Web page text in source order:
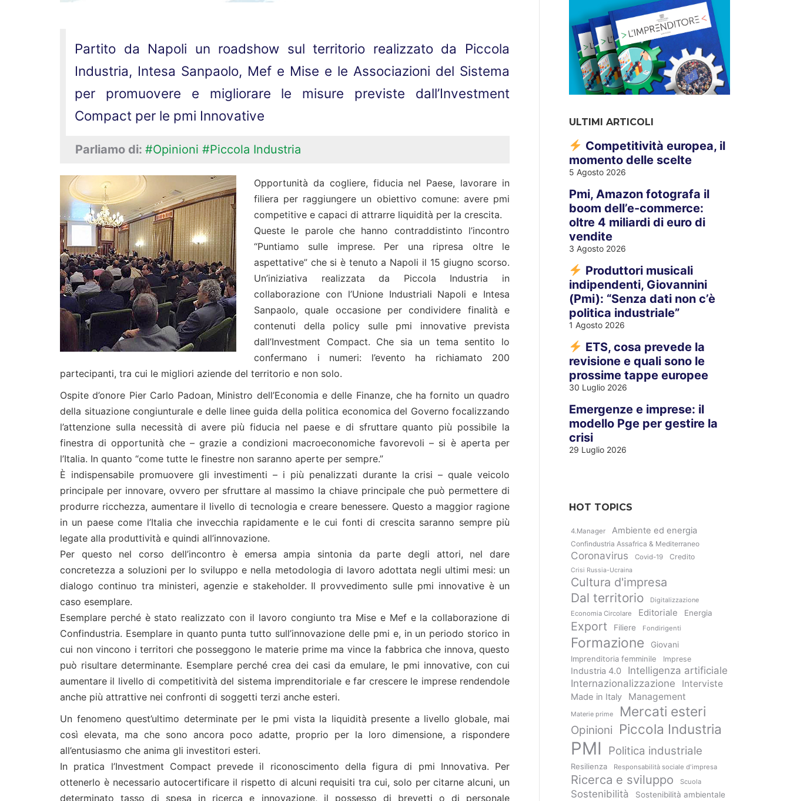
Partito da Napoli un roadshow sul territorio realizzato da Piccola
Industria, Intesa Sanpaolo, Mef e Mise e le Associazioni del Sistema
per promuovere e migliorare le misure previste dall’Investment
Compact per le pmi Innovative
Parliamo di: #Opinioni #Piccola Industria
Opportunità da cogliere, fiducia nel Paese, lavorare in
filiera per raggiungere un obiettivo comune: avere pmi
competitive e capaci di attrarre liquidità per la crescita.
Queste le parole che hanno contraddistinto l’incontro
“Puntiamo sulle imprese. Per una ripresa oltre le
aspettative” che si è tenuto a Napoli il 15 giugno scorso.
Un’iniziativa realizzata da Piccola Industria in
collaborazione con l’Unione Industriali Napoli e Intesa
Sanpaolo, quale occasione per condividere finalità e
contenuti della policy sulle pmi innovative prevista
dall’Investment Compact. Che sia un tema sentito lo
confermano i numeri: l’evento ha richiamato 200
partecipanti, tra cui le migliori aziende del territorio e non solo.
Ospite d’onore Pier Carlo Padoan, Ministro dell’Economia e delle Finanze, che ha fornito un quadro
della situazione congiunturale e delle linee guida della politica economica del Governo focalizzando
l’attenzione sulla necessità di avere più fiducia nel paese e di sfruttare quanto più possibile la
finestra di opportunità che – grazie a condizioni macroeconomiche favorevoli – si è aperta per
l’Italia. In quanto “come tutte le finestre non saranno aperte per sempre.”
È indispensabile promuovere gli investimenti – i più penalizzati durante la crisi – quale veicolo
principale per innovare, ovvero per sfruttare al massimo la chiave principale che può permettere di
produrre ricchezza, aumentare il livello di tecnologia e creare benessere. Questo a maggior ragione
in un paese come l’Italia che invecchia rapidamente e le cui fonti di crescita saranno sempre più
legate alla produttività e quindi all’innovazione.
Per questo nel corso dell’incontro è emersa ampia sintonia da parte degli attori, nel dare
concretezza a soluzioni per lo sviluppo e nella metodologia di lavoro adottata negli ultimi mesi: un
dialogo continuo tra ministeri, agenzie e stakeholder. Il provvedimento sulle pmi innovative è un
caso esemplare.
Esemplare perché è stato realizzato con il lavoro congiunto tra Mise e Mef e la collaborazione di
Confindustria. Esemplare in quanto punta tutto sull’innovazione delle pmi e, in un periodo storico in
cui non vincono i territori che posseggono le materie prime ma vince la fabbrica che innova, questo
può risultare determinante. Esemplare perché crea dei casi da emulare, le pmi innovative, con cui
aumentare il livello di competitività del sistema imprenditoriale e far crescere le imprese rendendole
anche più attrattive nei confronti di soggetti terzi anche esteri.
Un fenomeno quest’ultimo determinate per le pmi vista la liquidità presente a livello globale, mai
così elevata, ma che sono ancora poco adatte, proprio per la loro dimensione, a rispondere
all’entusiasmo che anima gli investitori esteri.
In pratica l’Investment Compact prevede il riconoscimento della figura di pmi Innovativa. Per
ottenerlo è necessario autocertificare il rispetto di alcuni requisiti tra cui, solo per citarne alcuni, un
determinato tasso di spesa in ricerca e innovazione, il possesso di brevetti o di personale
ULTIMI ARTICOLI
Competitività europea, il
momento delle scelte
5 Agosto 2026
Pmi, Amazon fotografa il
boom dell’e-commerce:
oltre 4 miliardi di euro di
vendite
3 Agosto 2026
Produttori musicali
indipendenti, Giovannini
(Pmi): “Senza dati non c’è
politica industriale”
1 Agosto 2026
ETS, cosa prevede la
revisione e quali sono le
prossime tappe europee
30 Luglio 2026
Emergenze e imprese: il
modello Pge per gestire la
crisi
29 Luglio 2026
HOT TOPICS
4.Manager Ambiente ed energia
Confindustria Assafrica & Mediterraneo
Coronavirus Covid-19 Credito
Crisi Russia-Ucraina
Cultura d'impresa
Dal territorio
Digitalizzazione
Economia Circolare
Editoriale Energia
Export Filiere Fondirigenti
Formazione
Giovani
Imprenditoria femminile
Imprese
Industria 4.0
Intelligenza artificiale
Internazionalizzazione
Interviste
Made in Italy Management
Materie prime Mercati esteri
Opinioni Piccola Industria
PMI Politica industriale
Resilienza Responsabilità sociale d'impresa
Ricerca e sviluppo Scuola
Sostenibilità Sostenibilità ambientale